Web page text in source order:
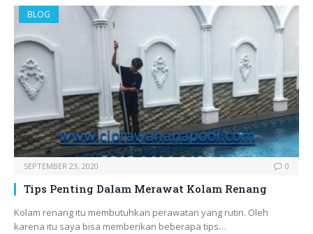
BLOG
SEPTEMBER 23, 2020 0
Tips Penting Dalam Merawat Kolam Renang
Kolam renang itu membutuhkan perawatan yang rutin. Oleh
karena itu saya bisa memberikan beberapa tips…